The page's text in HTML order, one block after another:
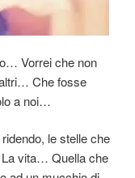
Vorrei che non
Che fosse
a noi…
le stelle che
vita… Quella che